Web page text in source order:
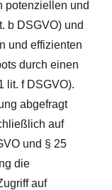
potenziellen und
b DSGVO) und
und effizienten
durch einen
lit. f DSGVO).
abgefragt
auf
und § 25
die
auf